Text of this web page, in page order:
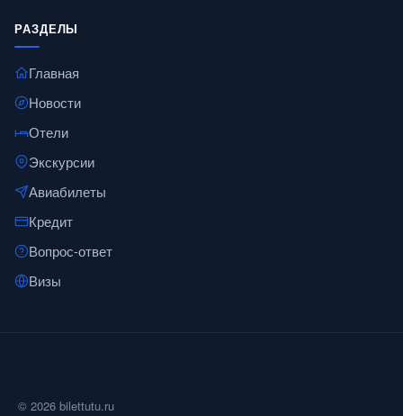
РАЗДЕЛЫ
Главная
Новости
Отели
Экскурсии
Авиабилеты
Кредит
Вопрос-ответ
Визы
© 2026 bilettutu.ru